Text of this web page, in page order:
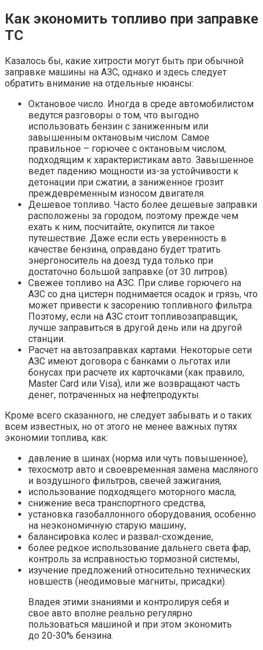
Как экономить топливо при заправке
ТС
Казалось бы, какие хитрости могут быть при обычной
заправке машины на АЗС, однако и здесь следует
обратить внимание на отдельные нюансы:
Октановое число. Иногда в среде автомобилистом
ведутся разговоры о том, что выгодно
использовать бензин с заниженным или
завышенным октановым числом. Самое
правильное – горючее с октановым числом,
подходящим к характеристикам авто. Завышенное
ведет падению мощности из-за устойчивости к
детонации при сжатии, а заниженное грозит
преждевременным износом двигателя.
Дешевое топливо. Часто более дешевые заправки
расположены за городом, поэтому прежде чем
ехать к ним, посчитайте, окупится ли такое
путешествие. Даже если есть уверенность в
качестве бензина, оправдано будет тратить
энергоноситель на доезд туда только при
достаточно большой заправке (от 30 литров).
Свежее топливо на АЗС. При сливе горючего на
АЗС со дна цистерн поднимается осадок и грязь, что
может привести к засорению топливного фильтра.
Поэтому, если на АЗС стоит топливозаправщик,
лучше заправиться в другой день или на другой
станции.
Расчет на автозаправках картами. Некоторые сети
АЗС имеют договора с банками о льготах или
бонусах при расчете их карточками (как правило,
Master Card или Visa), или же возвращают часть
денег, потраченных на нефтепродукты.
Кроме всего сказанного, не следует забывать и о таких
всем известных, но от этого не менее важных путях
экономии топлива, как:
давление в шинах (норма или чуть повышенное),
техосмотр авто и своевременная замена масляного
и воздушного фильтров, свечей зажигания,
использование подходящего моторного масла,
снижение веса транспортного средства,
установка газобаллонного оборудования, особенно
на неэкономичную старую машину,
балансировка колес и развал-схождение,
более редкое использование дальнего света фар,
контроль за исправностью тормозной системы,
изучение предложений относительно технических
новшеств (неодимовые магниты, присадки).
Владея этими знаниями и контролируя себя и
свое авто вполне реально регулярно
пользоваться машиной и при этом экономить
до 20-30% бензина.